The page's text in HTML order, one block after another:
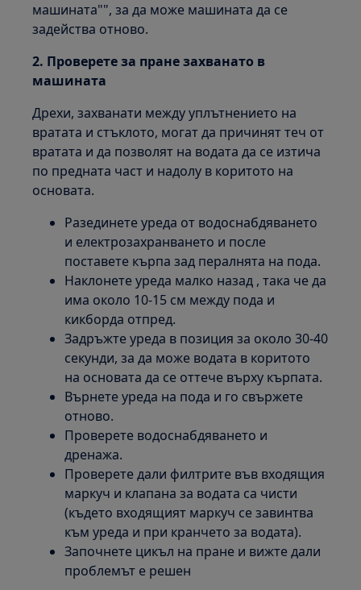
машината"", за да може машината да се
задейства отново.
2. Проверете за пране захванато в
машината
Дрехи, захванати между уплътнението на
вратата и стъклото, могат да причинят теч от
вратата и да позволят на водата да се изтича
по предната част и надолу в коритото на
основата.
Разединете уреда от водоснабдяването
и електрозахранването и после
поставете кърпа зад пералнята на пода.
Наклонете уреда малко назад , така че да
има около 10-15 см между пода и
кикборда отпред.
Задръжте уреда в позиция за около 30-40
секунди, за да може водата в коритото
на основата да се оттече върху кърпата.
Върнете уреда на пода и го свържете
отново.
Проверете водоснабдяването и
дренажа.
Проверете дали филтрите във входящия
маркуч и клапана за водата са чисти
(където входящият маркуч се завинтва
към уреда и при кранчето за водата).
Започнете цикъл на пране и вижте дали
проблемът е решен